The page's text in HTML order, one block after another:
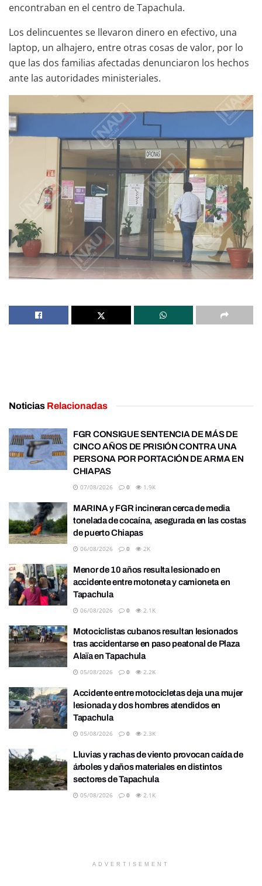
encontraban en el centro de Tapachula.
Los delincuentes se llevaron dinero en efectivo, una
laptop, un alhajero, entre otras cosas de valor, por lo
que las dos familias afectadas denunciaron los hechos
ante las autoridades ministeriales.
Noticias Relacionadas
FGR CONSIGUE SENTENCIA DE MÁS DE
CINCO AÑOS DE PRISIÓN CONTRA UNA
PERSONA POR PORTACIÓN DE ARMA EN
CHIAPAS
07/08/2026 0 1.9K
MARINA y FGR incineran cerca de media
tonelada de cocaína, asegurada en las costas
de puerto Chiapas
06/08/2026 0 2K
Menor de 10 años resulta lesionado en
accidente entre motoneta y camioneta en
Tapachula
06/08/2026 0 2.1K
Motociclistas cubanos resultan lesionados
tras accidentarse en paso peatonal de Plaza
Alaïa en Tapachula
05/08/2026 0 2.2K
Accidente entre motocicletas deja una mujer
lesionada y dos hombres atendidos en
Tapachula
05/08/2026 0 2.3K
Lluvias y rachas de viento provocan caída de
árboles y daños materiales en distintos
sectores de Tapachula
05/08/2026 0 2.1K
ADVERTISEMENT